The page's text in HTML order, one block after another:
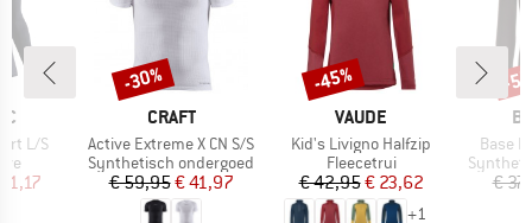
L/S
prijs
MERK
CRAFT
Artikel
Active Extreme X CN S/S
Productgroep
Synthetisch ondergoed
Prijs
€ 59,95Verlaagde prijs
€ 41,97
Korting
-30%
MERK
VAUDE
Artikel
Kid's Livigno Halfzip
Productgroep
Fleecetrui
Prijs
€ 42,95Verlaagde prijs
€ 23,62
+1
Korting
-45%
Artikel
Base
€
-